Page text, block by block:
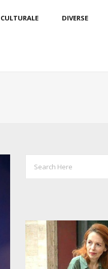
CULTURALE DIVERSE